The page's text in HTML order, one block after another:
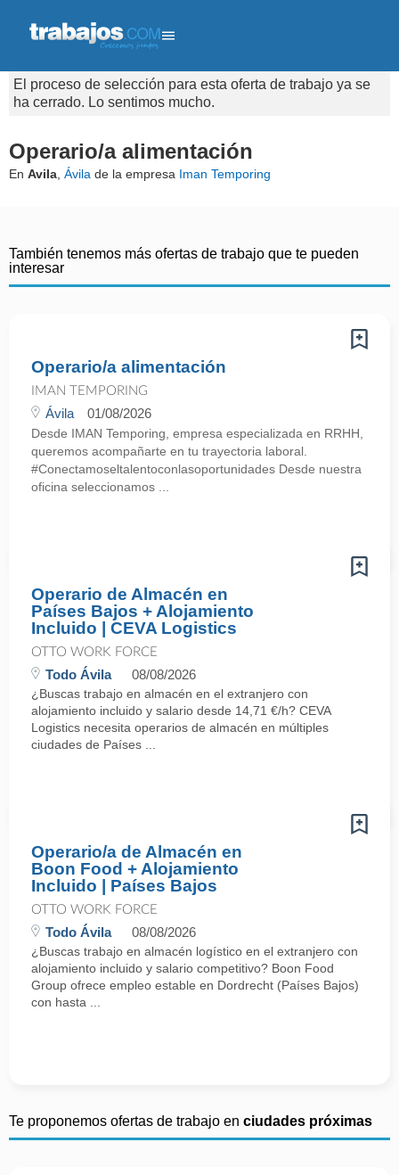
El proceso de selección para esta oferta de trabajo ya se
ha cerrado. Lo sentimos mucho.
Operario/a alimentación
En Avila Ávila de la empresa Iman Temporing
También tenemos más ofertas de trabajo que te pueden
interesar
Operario/a alimentación
IMAN TEMPORING
Ávila 01/08/2026
Desde IMAN Temporing, empresa especializada en RRHH,
queremos acompañarte en tu trayectoria laboral.
#Conectamoseltalentoconlasoportunidades Desde nuestra
oficina seleccionamos ...
Operario de Almacén en
Países Bajos + Alojamiento
Incluido | CEVA Logistics
OTTO WORK FORCE
Todo Ávila 08/08/2026
¿Buscas trabajo en almacén en el extranjero con
alojamiento incluido y salario desde 14,71 €/h? CEVA
Logistics necesita operarios de almacén en múltiples
ciudades de Países ...
Operario/a de Almacén en
Boon Food + Alojamiento
Incluido | Países Bajos
OTTO WORK FORCE
Todo Ávila 08/08/2026
¿Buscas trabajo en almacén logístico en el extranjero con
alojamiento incluido y salario competitivo? Boon Food
Group ofrece empleo estable en Dordrecht (Países Bajos)
con hasta ...
Te proponemos ofertas de trabajo en ciudades próximas